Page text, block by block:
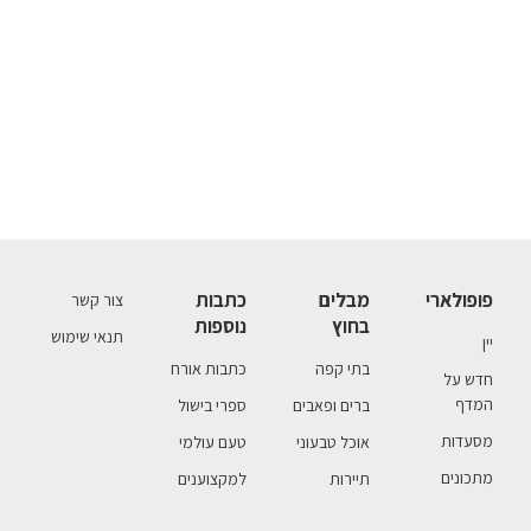
פופולארי
יין
חדש על
המדף
מסעדות
מתכונים
מבלים
בחוץ
בתי קפה
ברים ופאבים
אוכל טבעוני
תיירות
כתבות
נוספות
כתבות אורח
ספרי בישול
טעם עולמי
למקצוענים
צור קשר
תנאי שימוש